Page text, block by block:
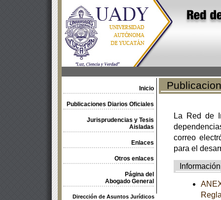
Inicio
Publicaciones Diarios Oficiales
Jurisprudencias y Tesis
Aisladas
Enlaces
Otros enlaces
Página del
Abogado General
Dirección de Asuntos Jurídicos
La Red de
correo
para el
Información